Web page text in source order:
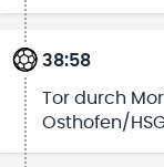
38:58
Tor durch
Osthofen/